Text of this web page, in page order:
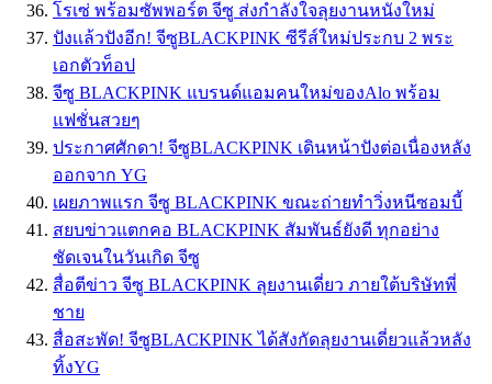
โรเซ่ พร้อมซัพพอร์ต จีซู ส่งกำลังใจลุยงานหนังใหม่
ปังเเล้วปังอีก! จีซูBLACKPINK ซีรีส์ใหม่ประกบ 2 พระ
เอกตัวท็อป
จีซู BLACKPINK แบรนด์แอมคนใหม่ของAlo พร้อม
แฟชั่นสวยๆ
ประกาศศักดา! จีซูBLACKPINK เดินหน้าปังต่อเนื่องหลัง
ออกจาก YG
เผยภาพแรก จีซู BLACKPINK ขณะถ่ายทำวิ่งหนีซอมบี้
สยบข่าวแตกคอ BLACKPINK สัมพันธ์ยังดี ทุกอย่าง
ชัดเจนในวันเกิด จีซู
สื่อตีข่าว จีซู BLACKPINK ลุยงานเดี่ยว ภายใต้บริษัทพี่
ชาย
สื่อสะพัด! จีซูBLACKPINK ได้สังกัดลุยงานเดี่ยวแล้วหลัง
ทิ้งYG